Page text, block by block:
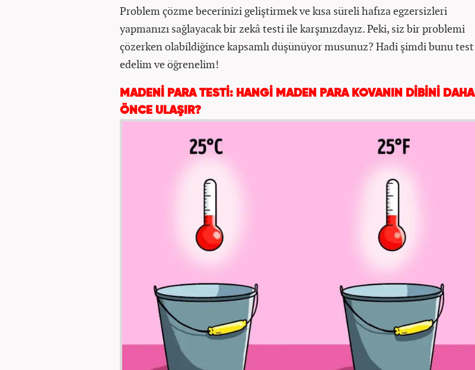
Problem çözme becerinizi geliştirmek ve kısa süreli hafıza egzersizleri
yapmanızı sağlayacak bir zekâ testi ile karşınızdayız. Peki, siz bir problemi
çözerken olabildiğince kapsamlı düşünüyor musunuz? Hadi şimdi bunu test
edelim ve öğrenelim!
MADENİ PARA TESTİ: HANGİ MADEN PARA KOVANIN DİBİNİ DAHA
ÖNCE ULAŞIR?